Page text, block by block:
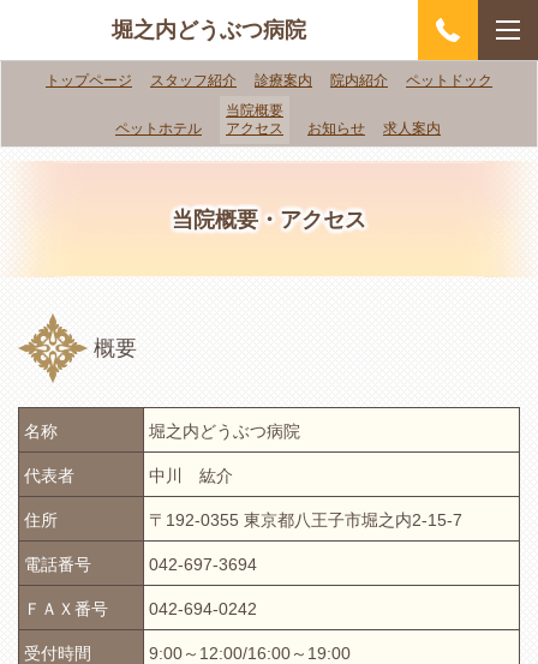
堀之内どうぶつ病院
トップページ スタッフ紹介 診療案内 院内紹介 ペットドック
ペットホテル
当院概要
アクセス
お知らせ 求人案内
当院概要・アクセス
概要
名称 堀之内どうぶつ病院
代表者 中川 紘介
住所 〒192-0355 東京都八王子市堀之内2-15-7
電話番号 042-697-3694
ＦＡＸ番号 042-694-0242
受付時間 9:00～12:00/16:00～19:00